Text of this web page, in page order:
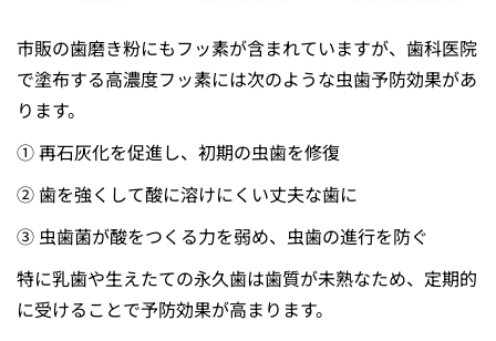
市販の歯磨き粉にもフッ素が含まれていますが、歯科医院
で塗布する高濃度フッ素には次のような虫歯予防効果があ
ります。
① 再石灰化を促進し、初期の虫歯を修復
② 歯を強くして酸に溶けにくい丈夫な歯に
③ 虫歯菌が酸をつくる力を弱め、虫歯の進行を防ぐ
特に乳歯や生えたての永久歯は歯質が未熟なため、定期的
に受けることで予防効果が高まります。